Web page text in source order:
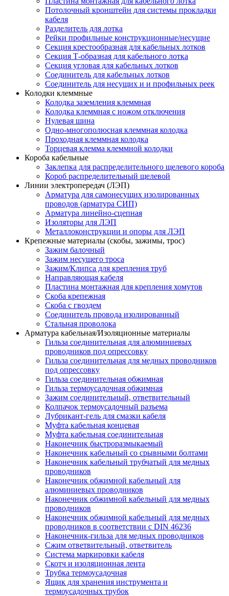
Потолочный кронштейн для системы прокладки
кабеля
Разделитель для лотка
Рейки профильные конструкционные/несущие
Секция крестообразная для кабельных лотков
Секция Т-образная для кабельного лотка
Секция угловая для кабельных лотков
Соединитель для кабельных лотков
Соединитель для несущих и и профильных реек
Колодки клеммные
Колодка заземления клеммная
Колодка клеммная с ножом отключения
Нулевая шина
Одно-многополюсная клеммная колодка
Проходная клеммная колодка
Торцевая клемма клеммной колодки
Короба кабельные
Заклепка для распределительного щелевого короба
Короб распределительный щелевой
Линии электропередач (ЛЭП)
Арматура для самонесущих изолированных
проводов (арматура СИП)
Арматура линейно-сцепная
Изоляторы для ЛЭП
Металлоконструкции и опоры для ЛЭП
Крепежные материалы (скобы, зажимы, трос)
Зажим балочный
Зажим несущего троса
Зажим/Клипса для крепления труб
Направляющая кабеля
Пластина монтажная для крепления хомутов
Скоба крепежная
Скоба с гвоздем
Соединитель провода изолированный
Стальная проволока
Арматура кабельная/Изоляционные материалы
Гильза соединительная для алюминиевых
проводников под опрессовку
Гильза соединительная для медных проводников
под опрессовку
Гильза соединительная обжимная
Гильза термоусадочная обжимная
Зажим соединительный, ответвительный
Колпачок термоусадочный разъема
Лубрикант-гель для смазки кабеля
Муфта кабельная концевая
Муфта кабельная соединительная
Наконечник быстроразмыкаемый
Наконечник кабельный со срывными болтами
Наконечник кабельный трубчатый для медных
проводников
Наконечник обжимной кабельный для
алюминиевых проводников
Наконечник обжимной кабельный для медных
проводников
Наконечник обжимной кабельный для медных
проводников в соответствии с DIN 46236
Наконечник-гильза для медных проводников
Сжим ответвительный, ответвитель
Система маркировки кабеля
Скотч и изоляционная лента
Трубка термоусадочная
Ящик для хранения инструмента и
термоусадочных трубок